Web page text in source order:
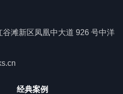
滩新区凤凰中大道 926 号中洋
经典案例